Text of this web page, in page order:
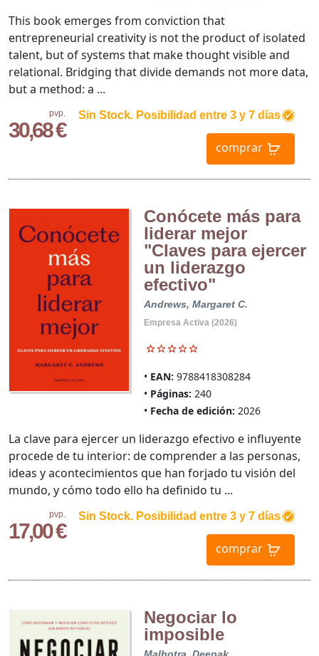
pvp.
30,68 €
Sin Stock. Posibilidad entre 3 y 7 días
comprar
This book emerges from conviction that
entrepreneurial creativity is not the product of isolated
talent, but of systems that make thought visible and
relational. Bridging that divide demands not more data,
but a method: a ...
Conócete más para
liderar mejor
"Claves para ejercer
un liderazgo
efectivo"
Andrews, Margaret C.
Empresa Activa (2026)
EAN: 9788418308284
Páginas: 240
Fecha de edición: 2026
pvp.
17,00 €
Sin Stock. Posibilidad entre 3 y 7 días
comprar
La clave para ejercer un liderazgo efectivo e influyente
procede de tu interior: de comprender a las personas,
ideas y acontecimientos que han forjado tu visión del
mundo, y cómo todo ello ha definido tu ...
Negociar lo
imposible